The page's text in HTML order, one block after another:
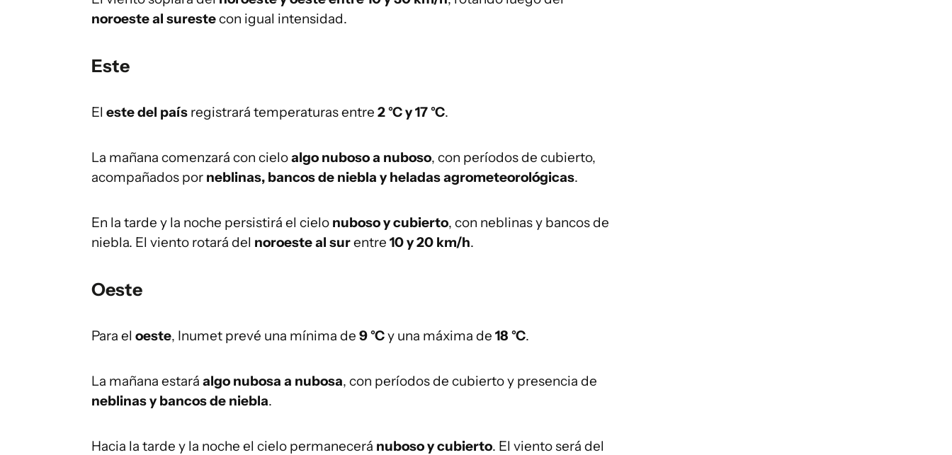
noroeste al surestecon igual intensidad.
Este
El este del país registrará temperaturas entre 2 °C y 17 °C.
La mañana comenzará con cieloalgo nuboso a nuboso, con períodos de cubierto,
acompañados por neblinas, bancos de niebla y heladas agrometeorológicas.
En la tarde y la noche persistirá el cielo nuboso y cubierto, con neblinas y bancos de
niebla. El viento rotará del noroeste al surentre 10 y 20 km/h.
Oeste
Para el oeste, Inumet prevé una mínima de 9 °Cy una máxima de 18 °C.
La mañana estará algo nubosa a nubosa, con períodos de cubierto y presencia de
neblinas y bancos de niebla.
Hacia la tarde y la noche el cielo permanecerá nuboso y cubierto. El viento será del